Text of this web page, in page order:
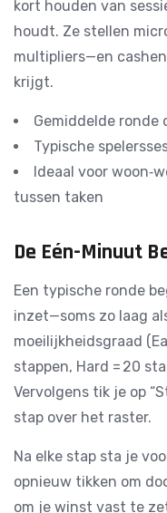
kort houden van
houdt. Ze stellen
multipliers—en
krijgt.
Gemiddelde ronde
Typische
Ideaal voor
tussen taken
De Eén-Minuut
Een typische ronde
inzet—soms zo laag
moeilijkheidsgraad
stappen, Hard = 20
Vervolgens tik je op
stap over het raster.
Na elke stap sta je
opnieuw tikken om
om je winst vast te